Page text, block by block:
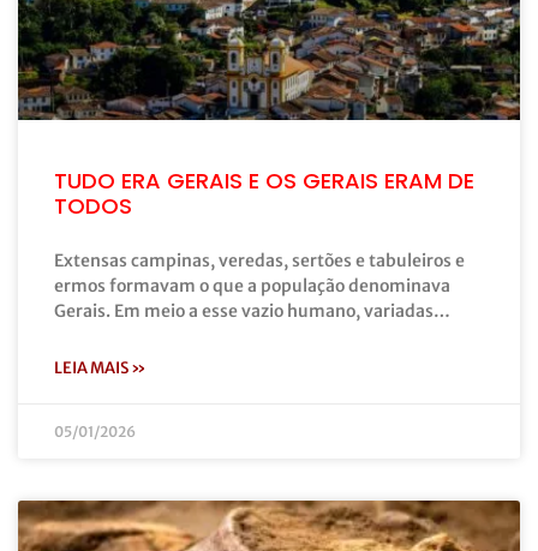
TUDO ERA GERAIS E OS GERAIS ERAM DE
TODOS
Extensas campinas, veredas, sertões e tabuleiros e
ermos formavam o que a população denominava
Gerais. Em meio a esse vazio humano, variadas…
LEIA MAIS »
05/01/2026